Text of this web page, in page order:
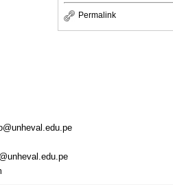
Permalink